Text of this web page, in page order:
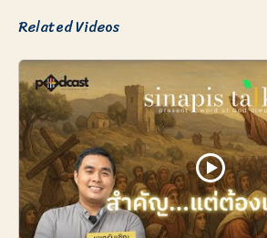
Related Videos